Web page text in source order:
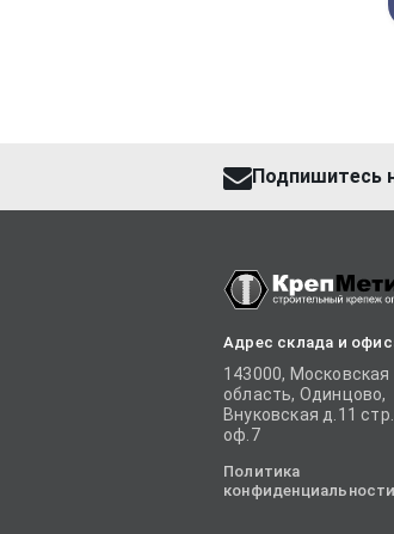
Подпишитесь
Адрес склада и
143000, Московская
область, Одинцово,
Внуковская д.11
оф.7
Политика
конфиденциальности